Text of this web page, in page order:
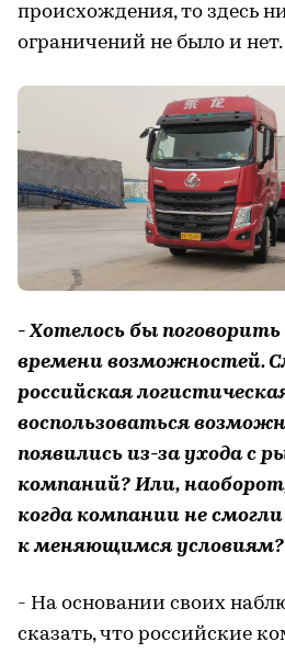
происхождения, то здесь
ограничений не было и нет.
- Хотелось бы поговорить
времени возможностей.
российская
воспользоваться
появились из-за ухода с
компаний? Или,
когда компании не
к меняющимся условиям?
- На основании своих
сказать, что российские